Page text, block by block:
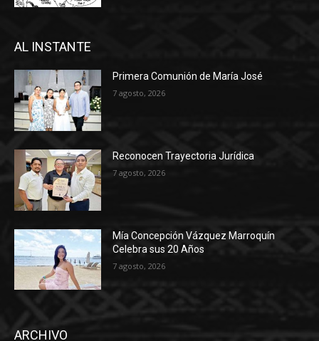
AL INSTANTE
Primera Comunión de María José
7 agosto, 2026
Reconocen Trayectoria Jurídica
7 agosto, 2026
Mía Concepción Vázquez Marroquín
Celebra sus 20 Años
7 agosto, 2026
ARCHIVO